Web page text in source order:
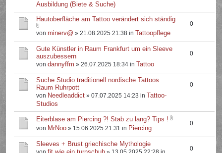
Ausbildung (Biete & Suche)
Hautoberfläche am Tattoo verändert sich ständig
vonminerv@ » 21.08.2025 21:38 in Tattoopflege
0
Gute Künstler in Raum Frankfurt um ein Sleeve
auszubessern
vondannyffm » 26.07.2025 18:34 in Tattoo
0
Suche Studio traditionell nordische Tattoos
Raum Ruhrpott
von Needleaddict » 07.07.2025 14:23 in Tattoo-
Studios
0
Eiterblase am Piercing ?! Stab zu lang? Tips !
von MrNoo » 15.06.2025 21:31 in Piercing
0
Sleeves + Brust griechische Mythologie
0